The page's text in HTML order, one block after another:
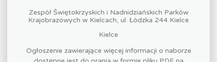
Zespół Świętokrzyskich i Nadnidziańskich Parków
Krajobrazowych w Kielcach, ul. Łódzka 244 Kielce
Kielce
Ogłoszenie zawierające więcej informacji o naborze